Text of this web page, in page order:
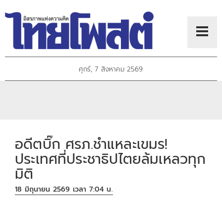
ศุกร์, 7 สิงหาคม 2569
อดีตบิ๊ก ศรภ.ชำแหละเขมร!
ประเทศที่ประชาธิปไตยล้มเหลวทุก
มิติ
18 มิถุนายน 2569 เวลา 7:04 น.